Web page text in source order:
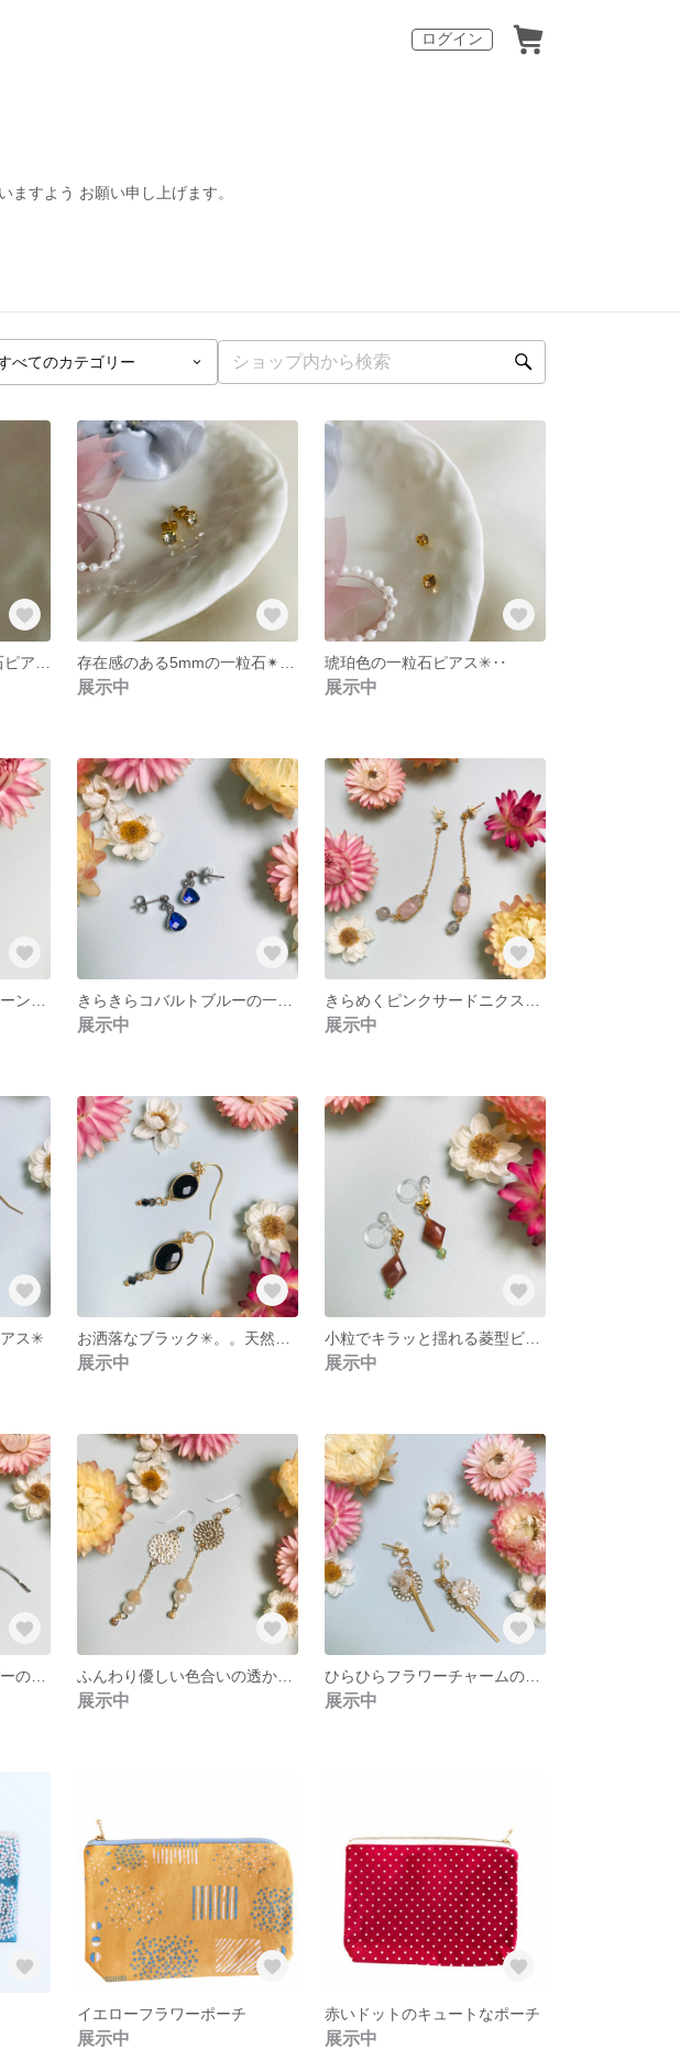
ログイン
すよう お願い申し上げます。
展示中
琥珀色の一粒石ピアス✳︎‥
展示中
展示中 展示中
ス✳︎
展示中 展示中
キラキラゆらゆらシルバーの輝きが眩しい木の葉のパールピアス
展示中 展示中
イエローフラワーポーチ
展示中
赤いドットのキュートなポーチ
展示中